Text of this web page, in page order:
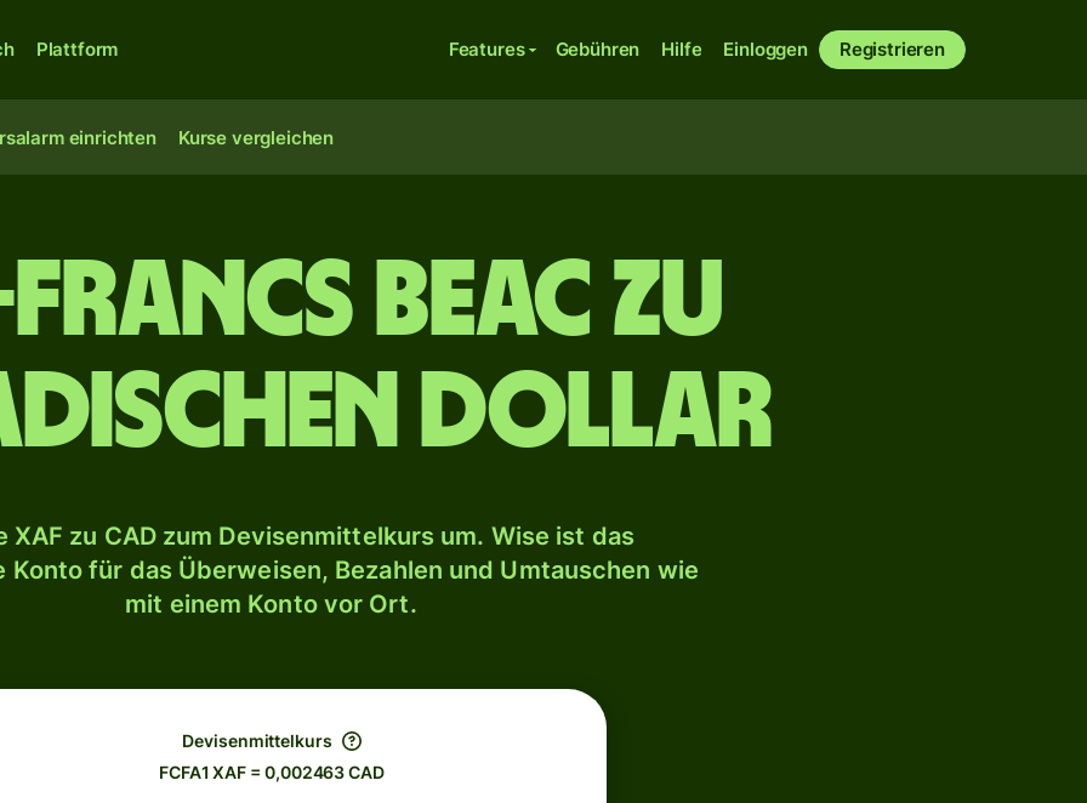
Plattform Features Gebühren Hilfe Einloggen Registrieren
einrichten Kurse vergleichen
Francs BEAC zu
Dollar
XAF zu CAD zum Devisenmittelkurs um. Wise ist das
Konto für das Überweisen, Bezahlen und Umtauschen wie
mit einem Konto vor Ort.
Devisenmittelkurs
FCFA1 XAF = 0,002463 CAD